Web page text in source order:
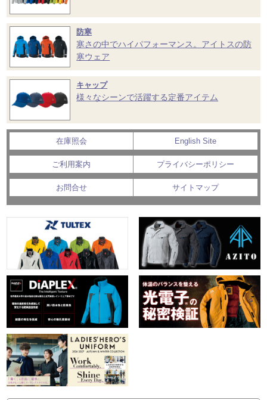
防寒
寒さの中でハイパフォーマンス。アイトスの防
寒ウェア
キャップ
様々なシーンで活躍する定番アイテム
在庫照会 English Site
ご利用案内 プライバシーポリシー
お問合せ サイトマップ